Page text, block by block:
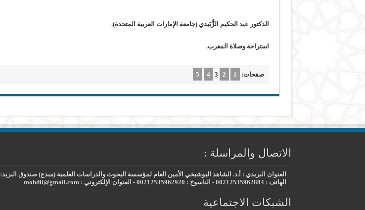
الدكتور عبد الحكيم الزُّبَيدي (جامعة الإمارات العربية المتحدة).
استراحة وصلاة المغرب.
صفحات: 1
2
3
4
5
الاتصال والمراسلة :
العنوان البريدي : أ.د. الشاهد البوشيخي الأمين العام لمؤسسة البحوث والدراسات العلمية (مبدع) صندوق البريد: 6012 – فاس 30002- المملكة المغربية.
الهاتف : 00212535962884 - الناسوخ : 00212535962920 - العنوان الإلكتروني : mobdii@gmail.com
الشبكات الاجتماعية